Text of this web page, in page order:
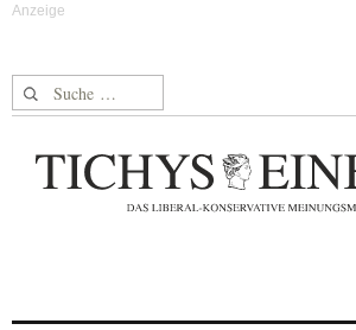
Suche nach: